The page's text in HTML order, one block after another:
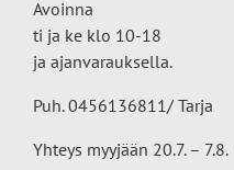
Avoinna
ti ja ke klo 10-18
ja ajanvarauksella.
Puh. 0456136811/ Tarja
Yhteys myyjään 20.7. –